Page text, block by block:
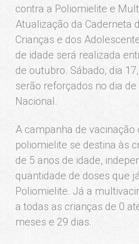
contra a Poliomielite e
Atualização da Caderneta
Crianças e dos
de idade será realizada
de outubro. Sábado, dia
serão reforçados no dia
Nacional.
A campanha de vacinação
poliomielite se destina às
de 5 anos de idade,
quantidade de doses que
Poliomielite. Já a
a todas as crianças de 0
meses e 29 dias.